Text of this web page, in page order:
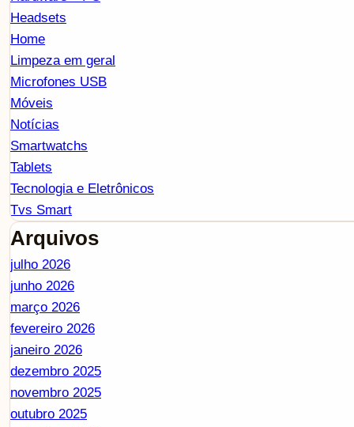
Headsets
Home
Limpeza em geral
Microfones USB
Móveis
Notícias
Smartwatchs
Tablets
Tecnologia e Eletrônicos
Tvs Smart
Arquivos
julho 2026
junho 2026
março 2026
fevereiro 2026
janeiro 2026
dezembro 2025
novembro 2025
outubro 2025